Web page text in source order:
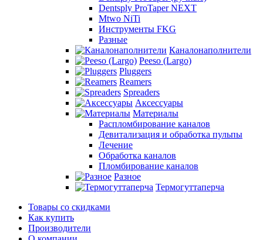
Dentsply ProTaper NEXT
Mtwo NiTi
Инструменты FKG
Разные
Каналонаполнители
Peeso (Largo)
Pluggers
Reamers
Spreaders
Аксессуары
Материалы
Распломбирование каналов
Девитализация и обработка пульпы
Лечение
Обработка каналов
Пломбирование каналов
Разное
Термогуттаперча
Товары со скидками
Как купить
Производители